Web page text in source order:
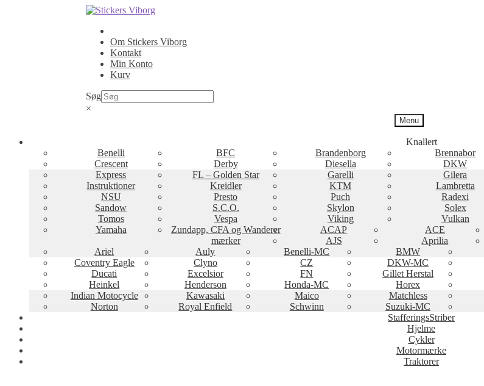
Spring
navigation
Spring
indhold
Om Stickers Viborg
Kontakt
Min Konto
Kurv
Søg
×
Menu
Knallert
Benelli
BFC Brandenborg Brennabor
Crescent
Derby Diesella DKW
Express
FL – Golden Star Garelli Gilera
Instruktioner
Kreidler KTM Lambretta
NSU
Presto Puch Radexi
Sandow
S.C.O. Skylon Solex
Tomos
Vespa Viking Vulkan
Yamaha
Zundapp, CFA og Wanderer
mærker
ACAP ACE
AJS
Aprilia
Ariel
Auly Benelli-MC BMW
Coventry Eagle
Clyno CZ DKW-MC
Ducati
Excelsior FN Gillet Herstal
Heinkel
Henderson Honda-MC Horex
Indian Motocycle
Kawasaki Maico Matchless
Norton
Royal Enfield Schwinn Suzuki-MC
StafferingsStriber
Hjelme
Cykler
Motormærke
Traktorer